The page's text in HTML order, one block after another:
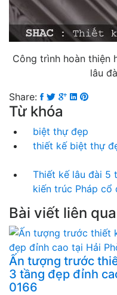
Công trình hoàn thiện
lâu
Share:
Từ khóa
biệt thự đẹp
thiết kế biệt thự
Thiết kế lâu đài 5
kiến trúc Pháp cổ
Bài viết liên
Ấn tượng trước
3 tầng đẹp đỉnh
0166